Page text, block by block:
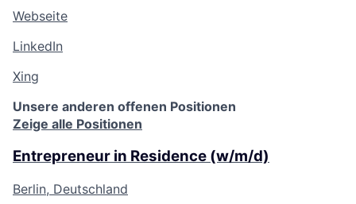
Webseite
LinkedIn
Xing
Unsere anderen offenen Positionen
Zeige alle Positionen
Entrepreneur in Residence (w/m/d)
Berlin, Deutschland